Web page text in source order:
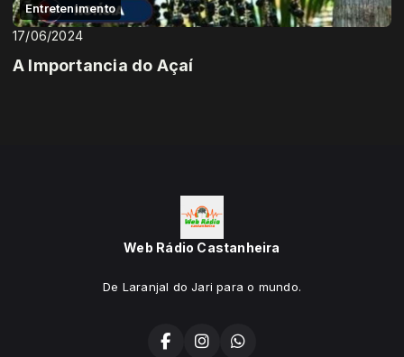
Entretenimento
17/06/2024
A Importancia do Açaí
Web Rádio Castanheira
De Laranjal do Jari para o mundo.